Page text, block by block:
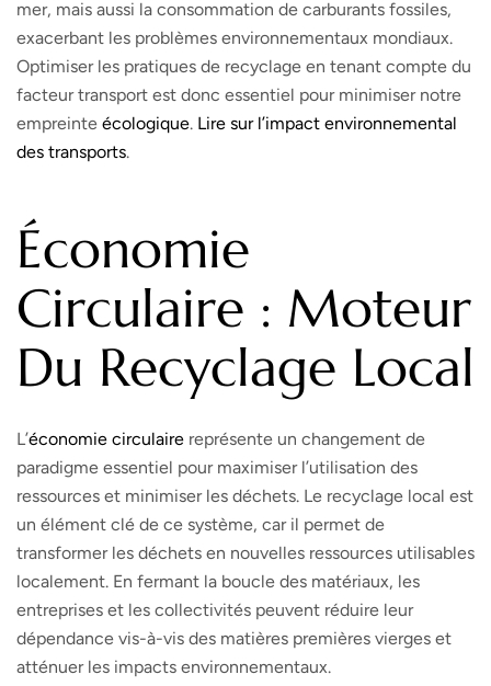
mer, mais aussi la consommation de carburants fossiles,
exacerbant les problèmes environnementaux mondiaux.
Optimiser les pratiques de recyclage en tenant compte du
facteur transport est donc essentiel pour minimiser notre
empreinte écologique. Lire sur l’impact environnemental
des transports.
Économie
Circulaire : Moteur
Du Recyclage Local
L’économie circulaire représente un changement de
paradigme essentiel pour maximiser l’utilisation des
ressources et minimiser les déchets. Le recyclage local est
un élément clé de ce système, car il permet de
transformer les déchets en nouvelles ressources utilisables
localement. En fermant la boucle des matériaux, les
entreprises et les collectivités peuvent réduire leur
dépendance vis-à-vis des matières premières vierges et
atténuer les impacts environnementaux.